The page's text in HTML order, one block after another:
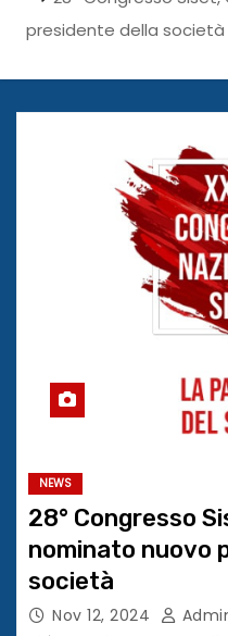
presidente della società
NEWS
28° Congresso
nominato nuovo
società
Nov 12, 2024